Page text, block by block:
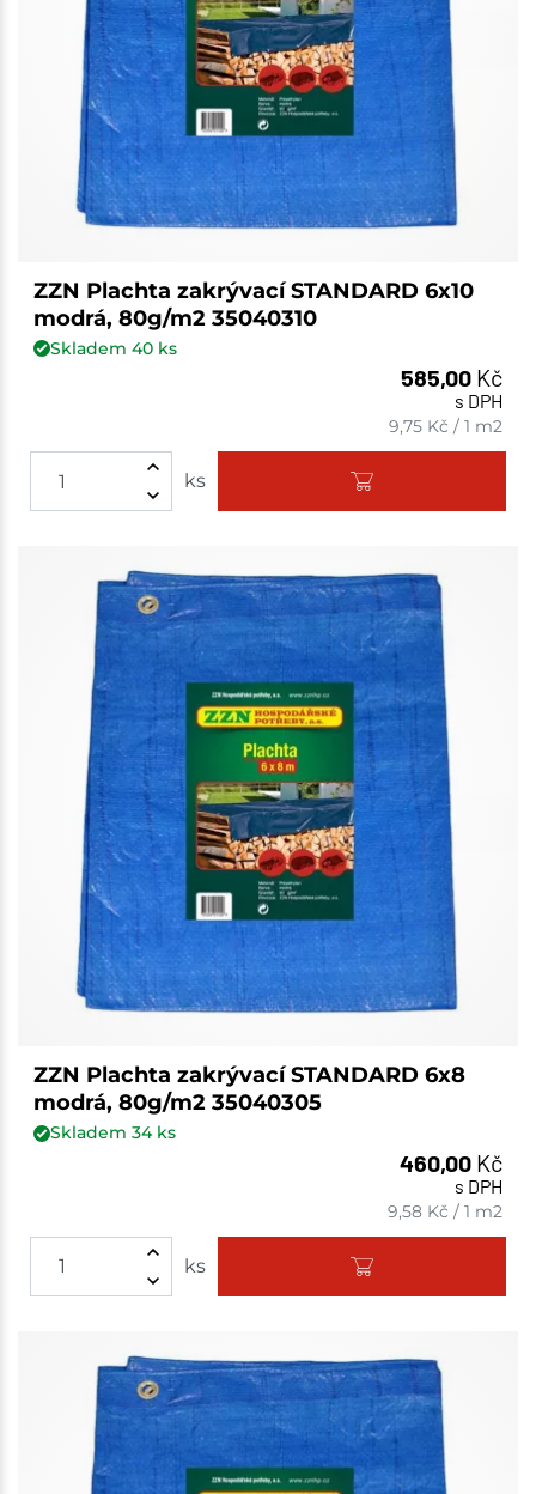
ZZN Plachta zakrývací STANDARD 6x10
modrá, 80g/m2 35040310
Skladem 40ks
585,00 Kč
s DPH
9,75 Kč /1 m2
ks
ZZN Plachta zakrývací STANDARD 6x8
modrá, 80g/m2 35040305
Skladem 34ks
460,00 Kč
s DPH
9,58 Kč /1 m2
ks